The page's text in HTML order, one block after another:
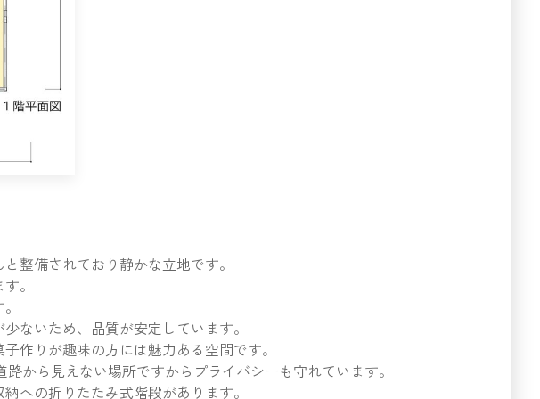
整備されており静かな立地です。
。
ないため、品質が安定しています。
作りが趣味の方には魅力ある空間です。
路から見えない場所ですからプライバシーも守れています。
への折りたたみ式階段があります。